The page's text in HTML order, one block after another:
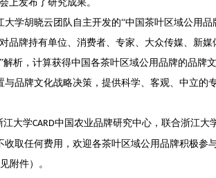
上发布了研究成果。
大学胡晓云团队自主开发的“中国茶叶区域公用品
品牌持有单位、消费者、专家、大众传媒、新媒
析，计算获得中国各茶叶区域公用品牌的品牌
品牌文化战略决策，提供科学、客观、中立的
江大学CARD中国农业品牌研究中心，联合浙江大
取任何费用，欢迎各茶叶区域公用品牌积极参
附件）。